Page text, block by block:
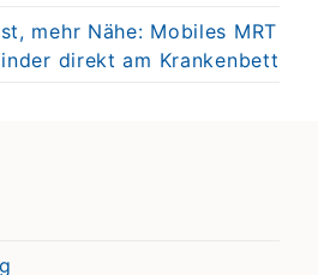
mehr Nähe: Mobiles MRT
direkt am Krankenbett